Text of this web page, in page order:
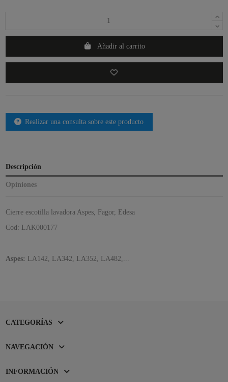
Añadir al carrito
Realizar una consulta sobre este producto
Descripción
Opiniones
Cierre escotilla lavadora Aspes, Fagor, Edesa
Cod: LAK000177
Aspes: LA142, LA342, LA352, LA482,...
CATEGORÍAS
NAVEGACIÓN
INFORMACIÓN